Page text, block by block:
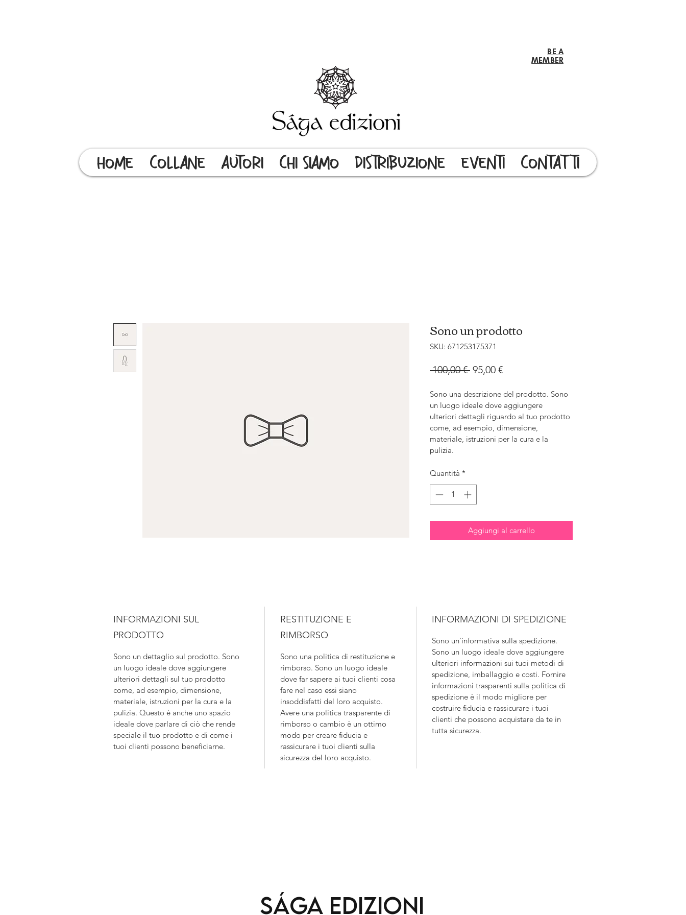
BE A
MEMBER
HOME COLLANE AUTORI CHI SIAMO DISTRIBUZIONE EVENTI CONTATTI
Sono un prodotto
SKU: 671253175371
100,00 € Prezzo
95,00 €Prezzo
Sono una descrizione del prodotto. Sono
un luogo ideale dove aggiungere
ulteriori dettagli riguardo al tuo prodotto
come, ad esempio, dimensione,
materiale, istruzioni per la cura e la
pulizia.
Quantità *
Aggiungi al carrello
INFORMAZIONI SUL
PRODOTTO
Sono un dettaglio sul prodotto. Sono
un luogo ideale dove aggiungere
ulteriori dettagli sul tuo prodotto
come, ad esempio, dimensione,
materiale, istruzioni per la cura e la
pulizia. Questo è anche uno spazio
ideale dove parlare di ciò che rende
speciale il tuo prodotto e di come i
tuoi clienti possono beneficiarne.
RESTITUZIONE E
RIMBORSO
Sono una politica di restituzione e
rimborso. Sono un luogo ideale
dove far sapere ai tuoi clienti cosa
fare nel caso essi siano
insoddisfatti del loro acquisto.
Avere una politica trasparente di
rimborso o cambio è un ottimo
modo per creare fiducia e
rassicurare i tuoi clienti sulla
sicurezza del loro acquisto.
INFORMAZIONI DI SPEDIZIONE
Sono un'informativa sulla spedizione.
Sono un luogo ideale dove aggiungere
ulteriori informazioni sui tuoi metodi di
spedizione, imballaggio e costi. Fornire
informazioni trasparenti sulla politica di
spedizione è il modo migliore per
costruire fiducia e rassicurare i tuoi
clienti che possono acquistare da te in
tutta sicurezza.
Sága Edizioni